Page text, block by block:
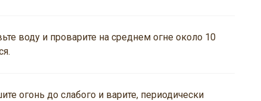
воду и проварите на среднем огне около 10
огонь до слабого и варите, периодически